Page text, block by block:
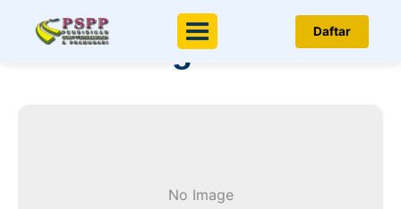
Menu Daftar
Berita & Artikel
Penerbangan
No Image